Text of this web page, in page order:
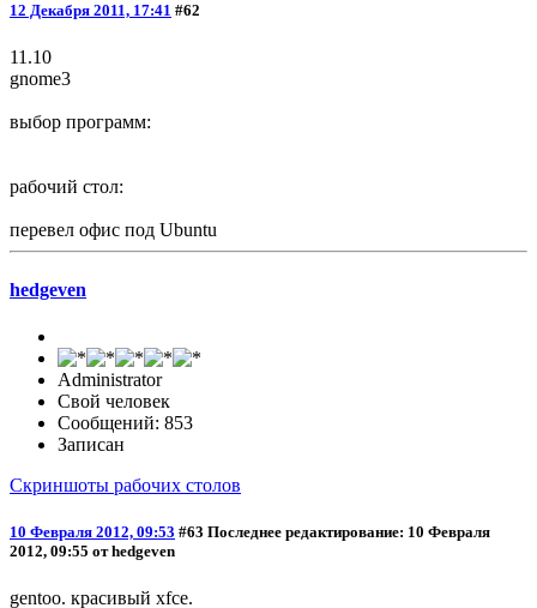
12 Декабря 2011, 17:41 #62
11.10
gnome3
выбор программ:
рабочий стол:
перевел офис под Ubuntu
hedgeven
Administrator
Свой человек
Сообщений: 853
Записан
Скриншоты рабочих столов
10 Февраля 2012, 09:53 #63 Последнее редактирование: 10 Февраля
2012, 09:55 от hedgeven
gentoo. красивый xfce.